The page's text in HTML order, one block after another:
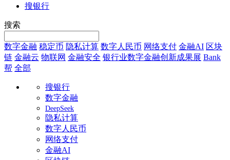
搜银行
搜索
数字金融 稳定币 隐私计算 数字人民币 网络支付 金融AI 区块
链 金融云 物联网 金融安全 银行业数字金融创新成果展 Bank
帮 全部
搜银行
数字金融
DeepSeek
隐私计算
数字人民币
网络支付
金融AI